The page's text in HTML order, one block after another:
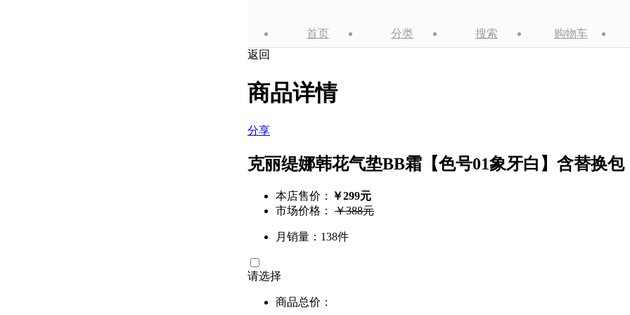
首页 分类 搜索
购物车
返回
商品详情
分享
克丽缇娜韩花气垫BB霜【色号01象牙白】含替换包
本店售价： ￥299元
市场价格： ￥388元
月销量：138件
请选择
商品总价：